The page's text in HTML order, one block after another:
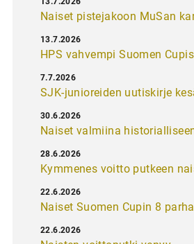
Naiset pistejakoon MuSan
HPS vahvempi Suomen
13.7.2026
SJK-junioreiden uutiskirje
7.7.2026
Naiset valmiina
30.6.2026
Kymmenes voitto putkeen
28.6.2026
Naiset Suomen Cupin 8
22.6.2026
22.6.2026